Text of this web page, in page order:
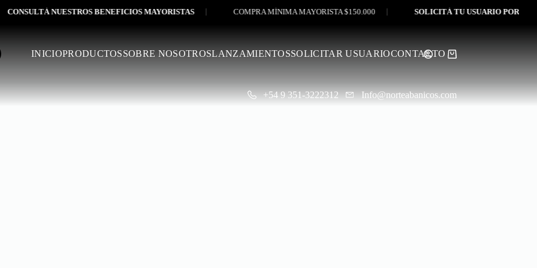
NUESTROS BENEFICIOS MAYORISTAS COMPRA MÍNIMA MAYORISTA $150.000 SOLICITÁ TU USUARIO POR
INICIOPRODUCTOSSOBRE NOSOTROSLANZAMIENTOSSOLICITAR USUARIOCONTACTO Shopping
+54 9 351-3222312 Info@norteabanicos.com